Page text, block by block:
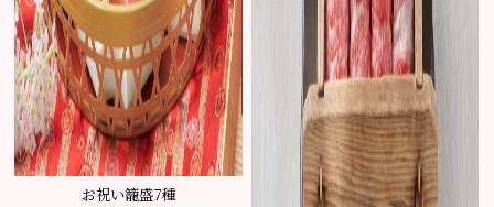
お祝い籠盛7種